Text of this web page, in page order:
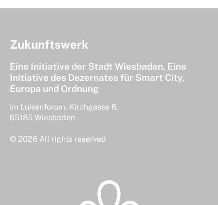
Zukunftswerk
Eine Initiative der Stadt Wiesbaden, Eine
Initiative des Dezernates für Smart City,
Europa und Ordnung
im Luisenforum, Kirchgasse 6,
65185 Wiesbaden
© 2026 All rights reserved